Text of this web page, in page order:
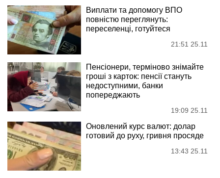
Виплати та допомогу ВПО
повністю переглянуть:
переселенці, готуйтеся
21:51 25.11
Пенсіонери, терміново знімайте
гроші з карток: пенсії стануть
недоступними, банки
попереджають
19:09 25.11
Оновлений курс валют: долар
готовий до руху, гривня просяде
13:43 25.11